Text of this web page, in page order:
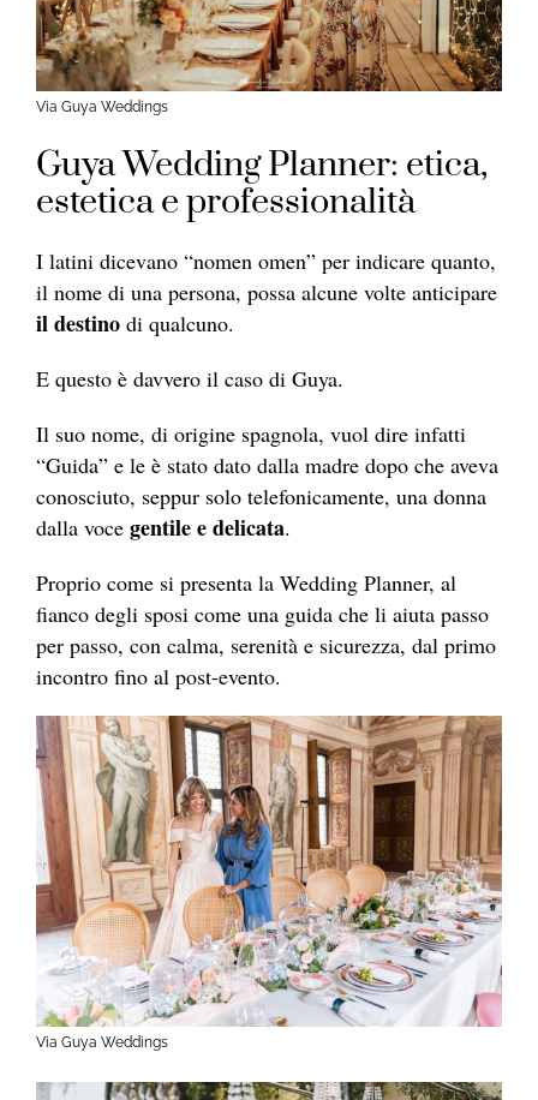
Via Guya Weddings
Guya Wedding Planner: etica,
estetica e professionalità
I latini dicevano “nomen omen” per indicare quanto,
il nome di una persona, possa alcune volte anticipare
il destino di qualcuno.
E questo è davvero il caso di Guya.
Il suo nome, di origine spagnola, vuol dire infatti
“Guida” e le è stato dato dalla madre dopo che aveva
conosciuto, seppur solo telefonicamente, una donna
dalla voce gentile e delicata.
Proprio come si presenta la Wedding Planner, al
fianco degli sposi come una guida che li aiuta passo
per passo, con calma, serenità e sicurezza, dal primo
incontro fino al post-evento.
Via Guya Weddings